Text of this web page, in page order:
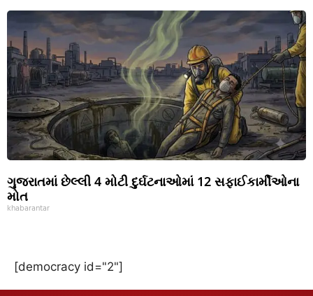
ગુજરાતમાં છેલ્લી 4 મોટી દુર્ઘટનાઓમાં 12 સફાઈકાર્મીઓના
મોત
khabarantar
[democracy id="2"]